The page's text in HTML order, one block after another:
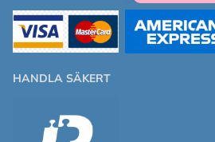
HANDLA SÄKERT